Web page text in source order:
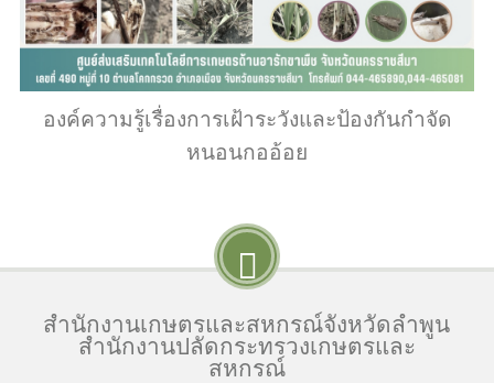
องค์ความรู้เรื่องการเฝ้าระวังและป้องกันกำจัด
หนอนกออ้อย
สำนักงานเกษตรและสหกรณ์จังหวัดลำพูน
สำนักงานปลัดกระทรวงเกษตรและ
สหกรณ์